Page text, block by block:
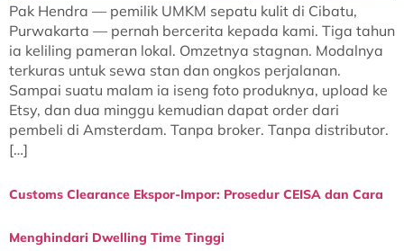
Pak Hendra — pemilik UMKM sepatu kulit di Cibatu,
Purwakarta — pernah bercerita kepada kami. Tiga tahun
ia keliling pameran lokal. Omzetnya stagnan. Modalnya
terkuras untuk sewa stan dan ongkos perjalanan.
Sampai suatu malam ia iseng foto produknya, upload ke
Etsy, dan dua minggu kemudian dapat order dari
pembeli di Amsterdam. Tanpa broker. Tanpa distributor.
[…]
Customs Clearance Ekspor-Impor: Prosedur CEISA dan Cara
Menghindari Dwelling Time Tinggi